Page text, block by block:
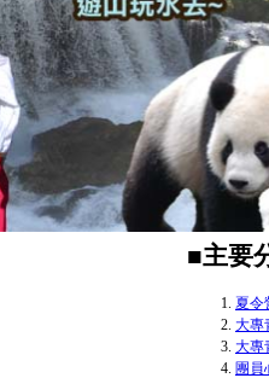
■主要
夏令
大專
大專
團員